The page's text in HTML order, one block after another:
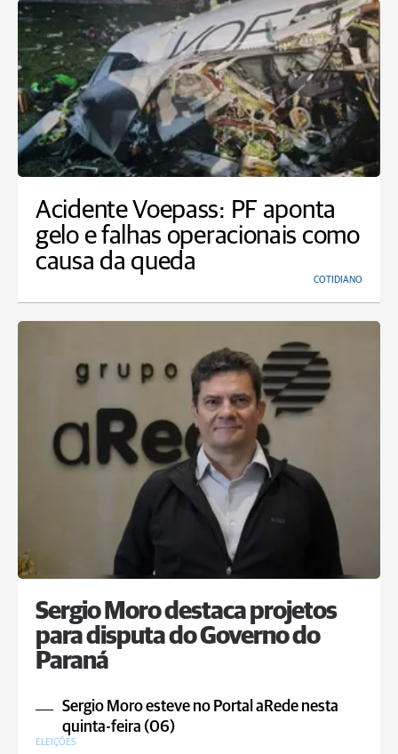
Acidente Voepass: PF aponta
gelo e falhas operacionais como
causa da queda
COTIDIANO
Sergio Moro destaca projetos
para disputa do Governo do
Paraná
Sergio Moro esteve no Portal aRede nesta
quinta-feira (06)
ELEIÇÕES